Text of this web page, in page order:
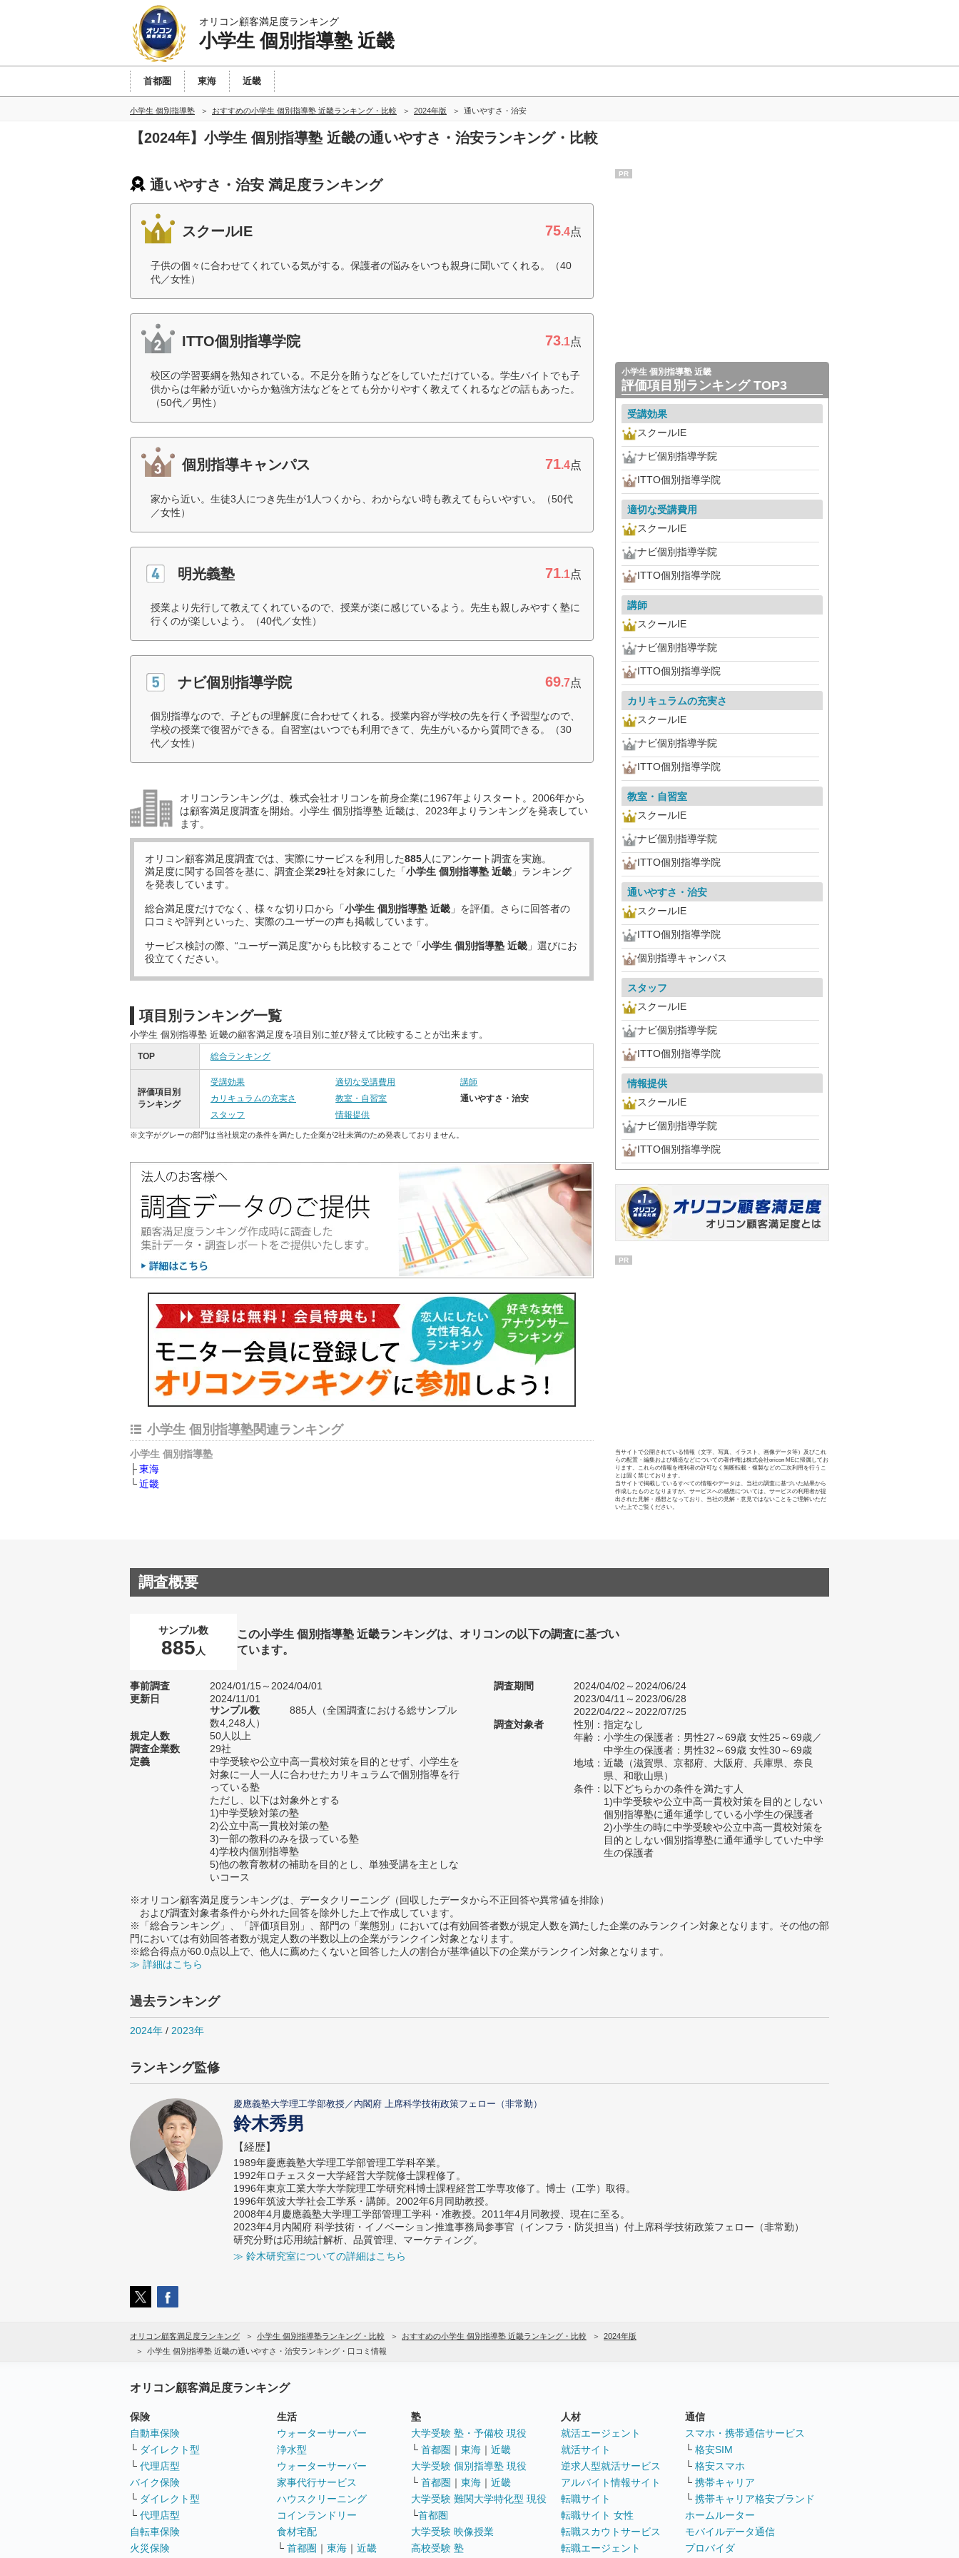
オリコン顧客満足度ランキング
小学生 個別指導塾 近畿
首都圏 東海 近畿
小学生 個別指導塾 おすすめの小学生 個別指導塾 近畿ランキング・比較 2024年版 通いやすさ・治安
【2024年】小学生 個別指導塾 近畿の通いやすさ・治安ランキング・比較
通いやすさ・治安 満足度ランキング
スクールIE 75.4点
子供の個々に合わせてくれている気がする。保護者の悩みをいつも親身に聞いてくれる。（40
代／女性）
ITTO個別指導学院 73.1点
校区の学習要綱を熟知されている。不足分を賄うなどをしていただけている。学生バイトでも子
供からは年齢が近いからか勉強方法などをとても分かりやすく教えてくれるなどの話もあった。
（50代／男性）
個別指導キャンパス 71.4点
家から近い。生徒3人につき先生が1人つくから、わからない時も教えてもらいやすい。（50代
／女性）
明光義塾 71.1点
授業より先行して教えてくれているので、授業が楽に感じているよう。先生も親しみやすく塾に
行くのが楽しいよう。（40代／女性）
ナビ個別指導学院 69.7点
個別指導なので、子どもの理解度に合わせてくれる。授業内容が学校の先を行く予習型なので、
学校の授業で復習ができる。自習室はいつでも利用できて、先生がいるから質問できる。（30
代／女性）
オリコンランキングは、株式会社オリコンを前身企業に1967年よりスタート。2006年から
は顧客満足度調査を開始。小学生 個別指導塾 近畿は、2023年よりランキングを発表してい
ます。
オリコン顧客満足度調査では、実際にサービスを利用した885人にアンケート調査を実施。
満足度に関する回答を基に、調査企業29社を対象にした「小学生 個別指導塾 近畿 」ランキング
を発表しています。
総合満足度だけでなく、様々な切り口から「小学生 個別指導塾 近畿 」を評価。さらに回答者の
口コミや評判といった、実際のユーザーの声も掲載しています。
サービス検討の際、“ユーザー満足度”からも比較することで「小学生 個別指導塾 近畿 」選びにお
役立てください。
項目別ランキング一覧
小学生 個別指導塾 近畿の顧客満足度を項目別に並び替えて比較することが出来ます。
TOP 総合ランキング
評価項目別
ランキング
受講効果 適切な受講費用
講師
カリキュラムの充実さ
教室・自習室
通いやすさ・治安
スタッフ
情報提供
※文字がグレーの部門は当社規定の条件を満たした企業が2社未満のため発表しておりません。
小学生 個別指導塾関連ランキング
小学生 個別指導塾
東海
近畿
PR
小学生 個別指導塾 近畿
評価項目別ランキング TOP3
受講効果
スクールIE
ナビ個別指導学院
ITTO個別指導学院
適切な受講費用
スクールIE
ナビ個別指導学院
ITTO個別指導学院
講師
スクールIE
ナビ個別指導学院
ITTO個別指導学院
カリキュラムの充実さ
スクールIE
ナビ個別指導学院
ITTO個別指導学院
教室・自習室
スクールIE
ナビ個別指導学院
ITTO個別指導学院
通いやすさ・治安
スクールIE
ITTO個別指導学院
個別指導キャンパス
スタッフ
スクールIE
ナビ個別指導学院
ITTO個別指導学院
情報提供
スクールIE
ナビ個別指導学院
ITTO個別指導学院
PR
当サイトで公開されている情報（文字、写真、イラスト、画像データ等）及びこれ
らの配置・編集および構造などについての著作権は株式会社oricon MEに帰属してお
ります。これらの情報を権利者の許可なく無断転載・複製などの二次利用を行うこ
とは固く禁じております。
当サイトで掲載しているすべての情報やデータは、当社の調査に基づいた結果から
作成したものとなりますが、サービスへの感想については、サービスの利用者が提
出された見解・感想となっており、当社の見解・意見ではないことをご理解いただ
いた上でご覧ください。
調査概要
サンプル数
885 人
この小学生 個別指導塾 近畿ランキングは、オリコンの以下の調査に基づい
ています。
事前調査
2024/01/15～2024/04/01
更新日
2024/11/01
サンプル数
885人（全国調査における総サンプル
数4,248人）
規定人数
50人以上
調査企業数
29社
定義
中学受験や公立中高一貫校対策を目的とせず、小学生を
対象に一人一人に合わせたカリキュラムで個別指導を行
っている塾
ただし、以下は対象外とする
1)中学受験対策の塾
2)公立中高一貫校対策の塾
3)一部の教科のみを扱っている塾
4)学校内個別指導塾
5)他の教育教材の補助を目的とし、単独受講を主としな
いコース
調査期間
2024/04/02～2024/06/24
2023/04/11～2023/06/28
2022/04/22～2022/07/25
調査対象者
性別：指定なし
年齢：小学生の保護者：男性27～69歳 女性25～69歳／
中学生の保護者：男性32～69歳 女性30～69歳
地域：近畿（滋賀県、京都府、大阪府、兵庫県、奈良
県、和歌山県）
条件：以下どちらかの条件を満たす人
1)中学受験や公立中高一貫校対策を目的としない
個別指導塾に通年通学している小学生の保護者
2)小学生の時に中学受験や公立中高一貫校対策を
目的としない個別指導塾に通年通学していた中学
生の保護者
※オリコン顧客満足度ランキングは、データクリーニング（回収したデータから不正回答や異常値を排除）
および調査対象者条件から外れた回答を除外した上で作成しています。
※「総合ランキング」、「評価項目別」、部門の「業態別」においては有効回答者数が規定人数を満たした企業のみランクイン対象となります。その他の部
門においては有効回答者数が規定人数の半数以上の企業がランクイン対象となります。
※総合得点が60.0点以上で、他人に薦めたくないと回答した人の割合が基準値以下の企業がランクイン対象となります。
≫ 詳細はこちら
過去ランキング
2024年 / 2023年
ランキング監修
慶應義塾大学理工学部教授／内閣府 上席科学技術政策フェロー（非常勤）
鈴木秀男
【経歴】
1989年慶應義塾大学理工学部管理工学科卒業。
1992年ロチェスター大学経営大学院修士課程修了。
1996年東京工業大学大学院理工学研究科博士課程経営工学専攻修了。博士（工学）取得。
1996年筑波大学社会工学系・講師。2002年6月同助教授。
2008年4月慶應義塾大学理工学部管理工学科・准教授。2011年4月同教授、現在に至る。
2023年4月内閣府 科学技術・イノベーション推進事務局参事官（インフラ・防災担当）付上席科学技術政策フェロー（非常勤）
研究分野は応用統計解析、品質管理、マーケティング。
≫ 鈴木研究室についての詳細はこちら
オリコン顧客満足度ランキング 小学生 個別指導塾ランキング・比較 おすすめの小学生 個別指導塾 近畿ランキング・比較
2024年版
小学生 個別指導塾 近畿の通いやすさ・治安ランキング・口コミ情報
オリコン顧客満足度ランキング
保険
自動車保険
└ ダイレクト型
└ 代理店型
バイク保険
└ ダイレクト型
└ 代理店型
自転車保険
火災保険
生活
ウォーターサーバー
浄水型
ウォーターサーバー
家事代行サービス
ハウスクリーニング
コインランドリー
食材宅配
└ 首都圏 ｜ 東海 ｜ 近畿
塾
大学受験 塾・予備校 現役
└ 首都圏 ｜ 東海 ｜ 近畿
大学受験 個別指導塾 現役
└ 首都圏 ｜ 東海 ｜ 近畿
大学受験 難関大学特化型 現役
└首都圏
大学受験 映像授業
高校受験 塾
人材
就活エージェント
就活サイト
逆求人型就活サービス
アルバイト情報サイト
転職サイト
転職サイト 女性
転職スカウトサービス
転職エージェント
通信
スマホ・携帯通信サービス
└ 格安SIM
└ 格安スマホ
└ 携帯キャリア
└ 携帯キャリア格安ブランド
ホームルーター
モバイルデータ通信
プロバイダ